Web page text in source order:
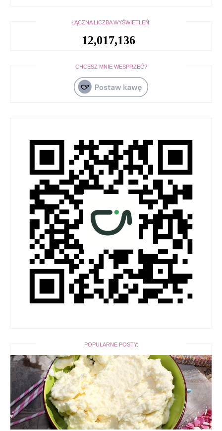
ŁĄCZNA LICZBA WYŚWIETLEŃ:
12,017,136
CHCESZ MNIE WESPRZEĆ?
POPULARNE POSTY: